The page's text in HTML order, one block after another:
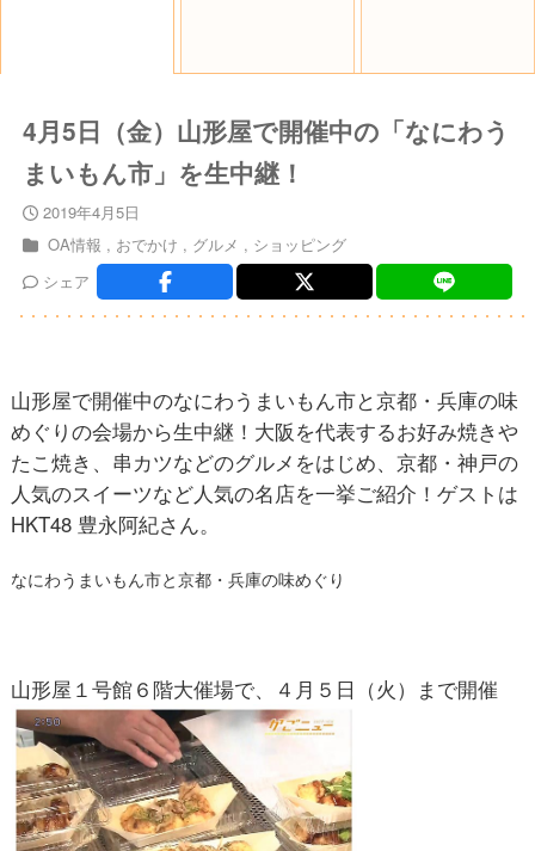
4月5日（金）山形屋で開催中の「なにわう
まいもん市」を生中継！
2019年4月5日
OA情報
おでかけ グルメ
ショッピング
シェア
山形屋で開催中のなにわうまいもん市と京都・兵庫の味
めぐりの会場から生中継！大阪を代表するお好み焼きや
たこ焼き、串カツなどのグルメをはじめ、京都・神戸の
人気のスイーツなど人気の名店を一挙ご紹介！ゲストは
HKT48 豊永阿紀さん。
なにわうまいもん市と京都・兵庫の味めぐり
山形屋１号館６階大催場で、４月５日（火）まで開催